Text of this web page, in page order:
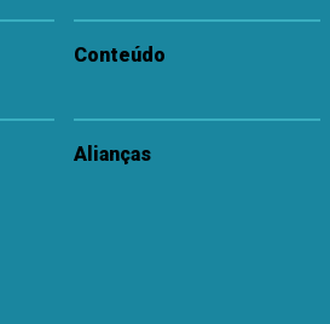
Conteúdo
Alianças